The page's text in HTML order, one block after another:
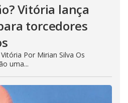
Vitória lança
torcedores
Por Mirian Silva Os
uma...